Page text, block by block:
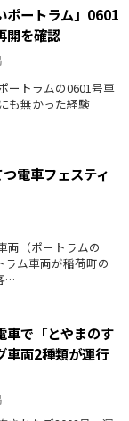
ポートラム」0601
開を確認
ートラムの0601号車
も無かった経験
つ電車フェスティ
両（ポートラムの
ム車両が稲荷町の
…
車で「とやまのす
車両2種類が運行